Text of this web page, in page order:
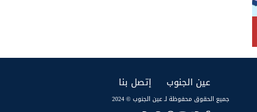
عين الجنوب إتصل بنا
جميع الحقوق محفوظة لـ عين الجنوب © 2024